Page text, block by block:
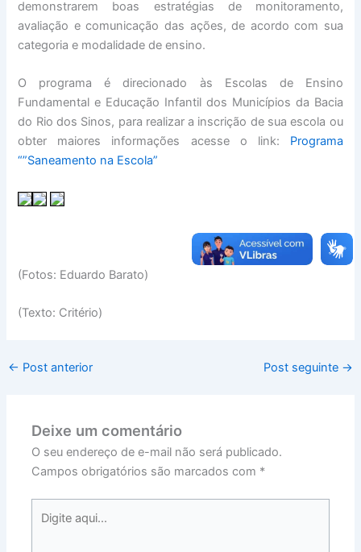
demonstrarem boas estratégias de monitoramento,
avaliação e comunicação das ações, de acordo com sua
categoria e modalidade de ensino.
O programa é direcionado às Escolas de Ensino
Fundamental e Educação Infantil dos Municípios da Bacia
do Rio dos Sinos, para realizar a inscrição de sua escola ou
obter maiores informações acesse o link: Programa
“”Saneamento na Escola”
(Fotos: Eduardo Barato)
(Texto: Critério)
← Post anterior Post seguinte →
Deixe um comentário
O seu endereço de e-mail não será publicado.
Campos obrigatórios são marcados com *
aqui...